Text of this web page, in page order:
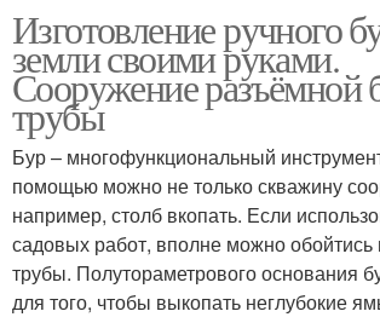
Изготовление ручного
земли своими руками.
Сооружение разъёмной
трубы
Бур – многофункциональный
помощью можно не только скважину
например, столб вкопать. Если
садовых работ, вполне можно обойтись
трубы. Полутораметрового основания
для того, чтобы выкопать неглубокие